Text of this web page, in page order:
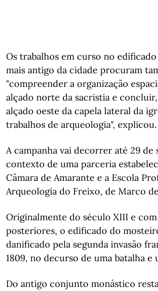
Os trabalhos em curso no
mais antigo da cidade procuram
"compreender a organização
alçado norte da sacristia e
alçado oeste da capela lateral da
trabalhos de arqueologia", explicou.
A campanha vai decorrer até 29 de
contexto de uma parceria
Câmara de Amarante e a Escola
Arqueologia do Freixo, de Marco
Originalmente do século XIII e
posteriores, o edificado do
danificado pela segunda invasão
1809, no decurso de uma batalha e
Do antigo conjunto monástico